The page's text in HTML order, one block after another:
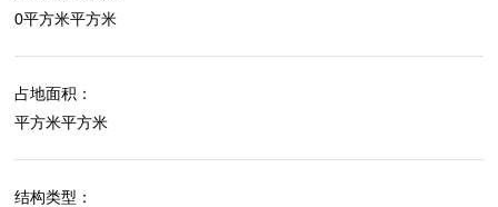
0平方米平方米
占地面积：
平方米平方米
结构类型：